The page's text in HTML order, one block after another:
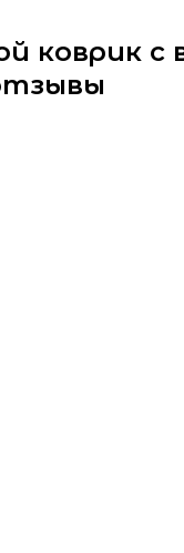
коврик с